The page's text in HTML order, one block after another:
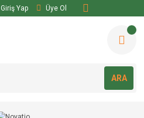
Giriş Yap Üye Ol
ARA